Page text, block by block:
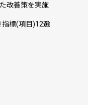
改善策を実施
指標(項目)12選